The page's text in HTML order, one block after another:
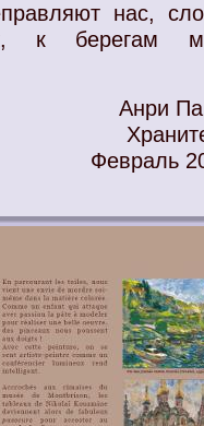
нас,
к берегам
Анри
Февраль